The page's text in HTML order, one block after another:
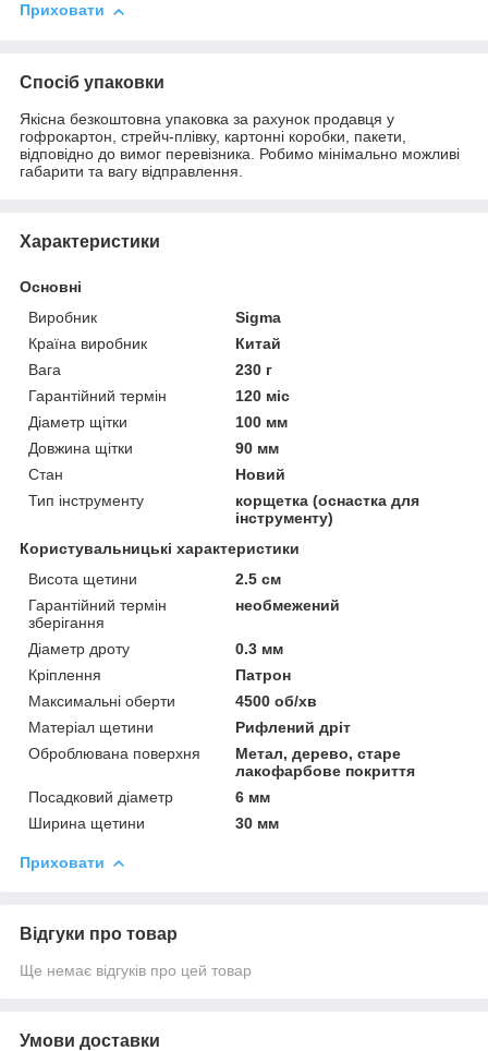
Приховати
Спосіб упаковки
Якісна безкоштовна упаковка за рахунок продавця у
гофрокартон, стрейч-плівку, картонні коробки, пакети,
відповідно до вимог перевізника. Робимо мінімально можливі
габарити та вагу відправлення.
Характеристики
Основні
Виробник
Sigma
Країна виробник
Китай
Вага
230 г
Гарантійний термін
120 міс
Діаметр щітки
100 мм
Довжина щітки
90 мм
Стан
Новий
Тип інструменту
корщетка (оснастка для
інструменту)
Користувальницькі характеристики
Висота щетини
2.5 см
Гарантійний термін
зберігання
необмежений
Діаметр дроту
0.3 мм
Кріплення
Патрон
Максимальні оберти
4500 об/хв
Матеріал щетини
Рифлений дріт
Оброблювана поверхня
Метал, дерево, старе
лакофарбове покриття
Посадковий діаметр
6 мм
Ширина щетини
30 мм
Приховати
Відгуки про товар
Ще немає відгуків про цей товар
Умови доставки